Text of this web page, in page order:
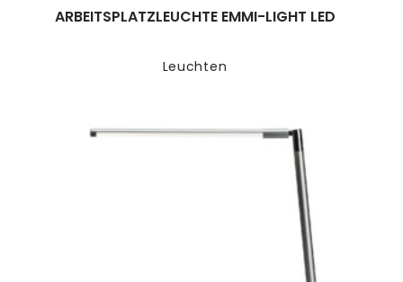
Leuchten
ARBEITSPLATZLEUCHTE EMMI-LIGHT LED